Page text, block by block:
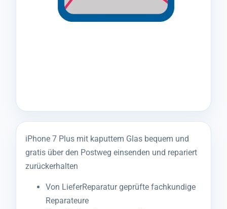
iPhone 7 Plus mit kaputtem Glas bequem und
gratis über den Postweg einsenden und repariert
zurückerhalten
Von LieferReparatur geprüfte fachkundige
Reparateure